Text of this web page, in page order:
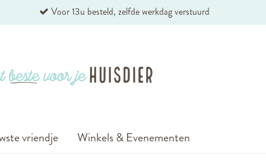
Voor 13u besteld, zelfde werkdag verstuurd
vriendje Winkels & Evenementen